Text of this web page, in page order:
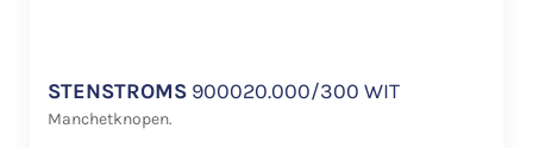
STENSTROMS 900020.000/300 WIT
Manchetknopen.